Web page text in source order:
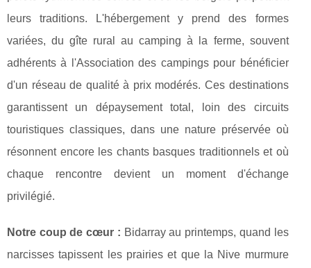
leurs traditions. L'hébergement y prend des formes
variées, du gîte rural au camping à la ferme, souvent
adhérents à l'Association des campings pour bénéficier
d'un réseau de qualité à prix modérés. Ces destinations
garantissent un dépaysement total, loin des circuits
touristiques classiques, dans une nature préservée où
résonnent encore les chants basques traditionnels et où
chaque rencontre devient un moment d'échange
privilégié.
Notre coup de cœur : Bidarray au printemps, quand les
narcisses tapissent les prairies et que la Nive murmure